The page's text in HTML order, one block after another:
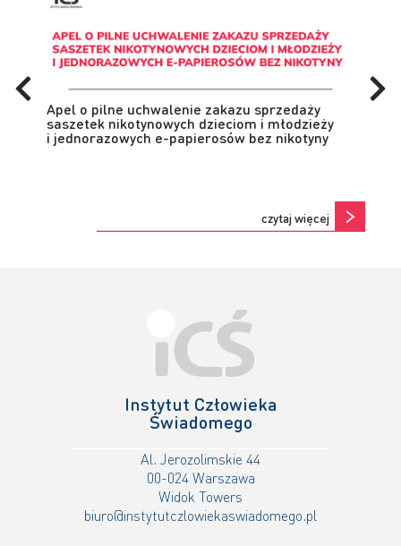
Apel o pilne uchwalenie zakazu sprzedaży
saszetek nikotynowych dzieciom i młodzieży
i jednorazowych e-papierosów bez nikotyny
czytaj więcej
Instytut Człowieka
Świadomego
Al. Jerozolimskie 44
00-024 Warszawa
Widok Towers
biuro@instytutczlowiekaswiadomego.pl